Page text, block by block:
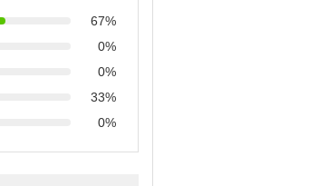
67%
0%
0%
33%
0%